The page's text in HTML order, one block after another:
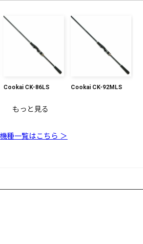
Cookai CK-86LS Cookai CK-92MLS
もっと見る
機種一覧はこちら ＞